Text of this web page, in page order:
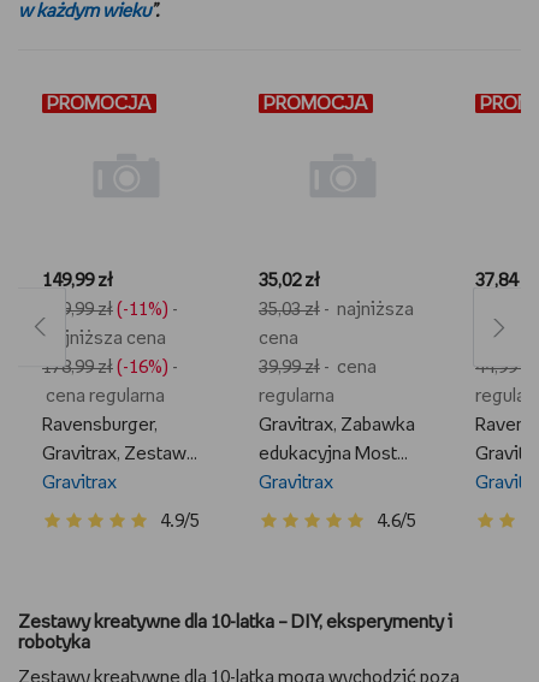
w każdym wieku”.
PROMOCJA
Ravensburger,
Gravitrax, Zestaw
Startowy
Gravitrax
4.9/5
149,99 zł
PROMOCJA
169,99 zł (-11%) -
najniższa cena
178,99 zł (-16%) -
cena regularna
PROMOCJA
Gravitrax, Zabawka
edukacyjna Most
linowy dodatek
Gravitrax
4.6/5
35,02 zł
PROMOCJA
35,03 zł - najniższa
cena
39,99 zł - cena
regularna
37,84 zł
cena
44,99 zł
Zestawy kreatywne dla 10-latka – DIY, eksperymenty i
robotyka
Zestawy kreatywne dla 10-latka mogą wychodzić poza